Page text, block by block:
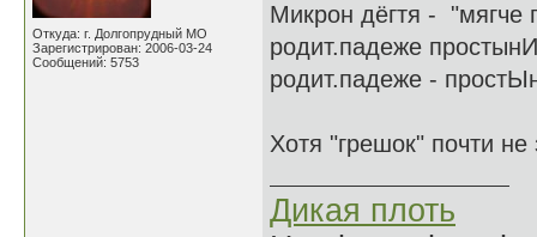
Откуда: г. Долгопрудный МО
Зарегистрирован: 2006-03-24
Сообщений: 5753
Микрон дёгтя - "мягче
родит.падеже
родит.падеже -
Хотя "грешок" почти не
Дикая плоть